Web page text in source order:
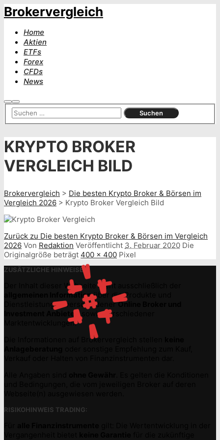
Brokervergleich
Home
Aktien
ETFs
Forex
CFDs
News
Suchen
Hauptmenü
KRYPTO BROKER
VERGLEICH BILD
Brokervergleich > Die besten Krypto Broker & Börsen im
Vergleich 2026 > Krypto Broker Vergleich Bild
Zurück zu Die besten Krypto Broker & Börsen im Vergleich
2026 Von Redaktion Veröffentlicht 3. Februar 2020 Die
Originalgröße beträgt 400 × 400 Pixel
ZUSÄTZLICHE HINWEISE:
Der Inhalt dieser Webseite dient ausschließlich der
allgemeinen Informationüber die Produkte und
Dienstleistungen verschiedenerOnline Broker und
Investment Anbieter , sowie verschiedener
Marktentwicklungen.
Die Informationen auf Brokervergleich stellen
RISIKOHINWEIS TRADING: